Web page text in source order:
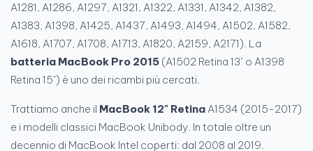
A1281, A1286, A1297, A1321, A1322, A1331, A1342, A1382,
A1383, A1398, A1425, A1437, A1493, A1494, A1502, A1582,
A1618, A1707, A1708, A1713, A1820, A2159, A2171). La
batteria MacBook Pro 2015 (A1502 Retina 13" o A1398
Retina 15") è uno dei ricambi più cercati.
Trattiamo anche il MacBook 12" RetinaA1534 (2015-2017)
e i modelli classici MacBook Unibody. In totale oltre un
decennio di MacBook Intel coperti: dal 2008 al 2019.